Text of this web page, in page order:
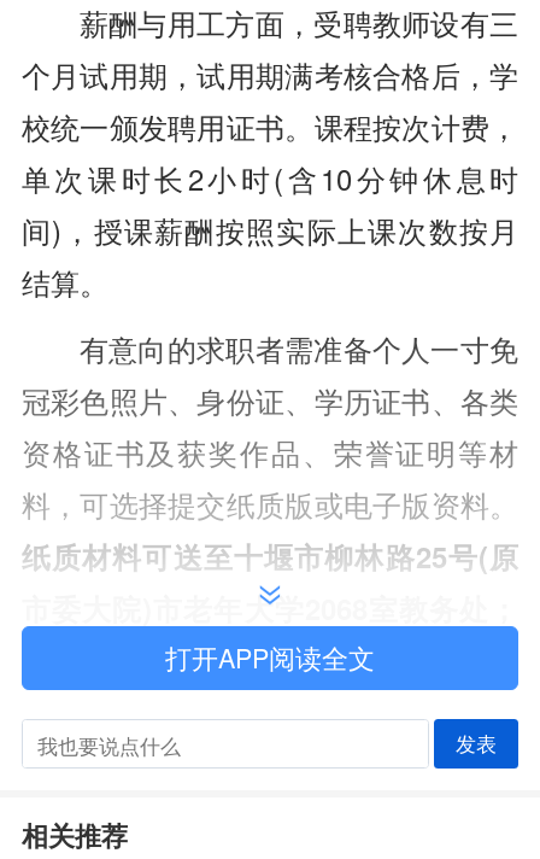
薪酬与用工方面，受聘教师设有三
个月试用期，试用期满考核合格后，学
校统一颁发聘用证书。课程按次计费，
单次课时长2小时(含10分钟休息时
间)，授课薪酬按照实际上课次数按月
结算。
有意向的求职者需准备个人一寸免
冠彩色照片、身份证、学历证书、各类
资格证书及获奖作品、荣誉证明等材
料，可选择提交纸质版或电子版资料。
纸质材料可送至十堰市柳林路25号(原
市委大院)市老年大学2068室教务处；
电子版材料可发送至邮箱1449587506
@qq.com。咨询电话：0719-810550
3，联系人：李海婷。
此次招聘为拥有一技之长、热心公
打开APP阅读全文
发表
相关推荐